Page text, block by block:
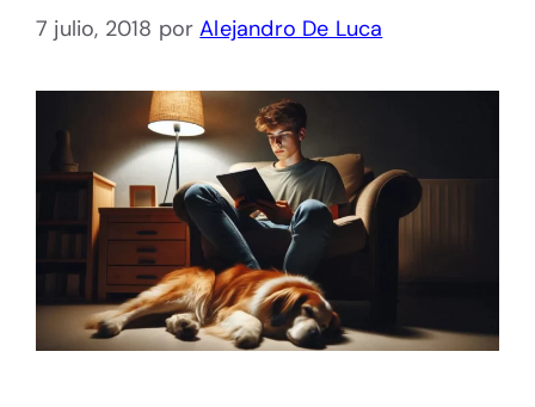
7 julio, 2018 porAlejandro De Luca